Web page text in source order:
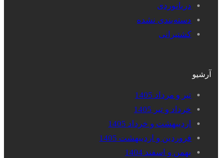
دریانوردی
دسته‌بندی نشده
کشتیرانی
آرشیو
تیر و مرداد 1405
خرداد و تیر 1405
اردیبهشت و خرداد 1405
فروردین و اردیبهشت 1405
بهمن و اسفند 1404